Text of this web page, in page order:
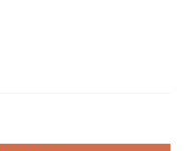
dùng cho Contactor MC-